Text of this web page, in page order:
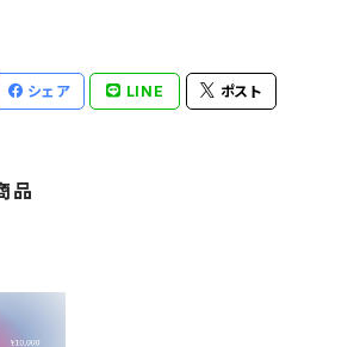
シェア LINE ポスト
品